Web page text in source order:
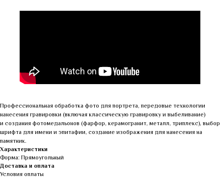
Профессиональная обработка фото для портрета, передовые технологии
нанесения гравировки (включая классическую гравировку и выбеливание)
и создания фотомедальонов (фарфор, керамогранит, металл, триплекс), выбор
шрифта для имени и эпитафии, создание изображения для нанесения на
памятник.
Характеристики
Форма: Прямоугольный
Доставка и оплата
Условия оплаты